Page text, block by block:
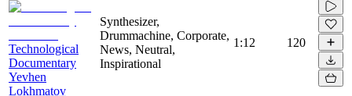
Technological
Documentary
Yevhen
Lokhmatov
Synthesizer,
Drummachine, Corporate,
News, Neutral,
Inspirational
1:12 120